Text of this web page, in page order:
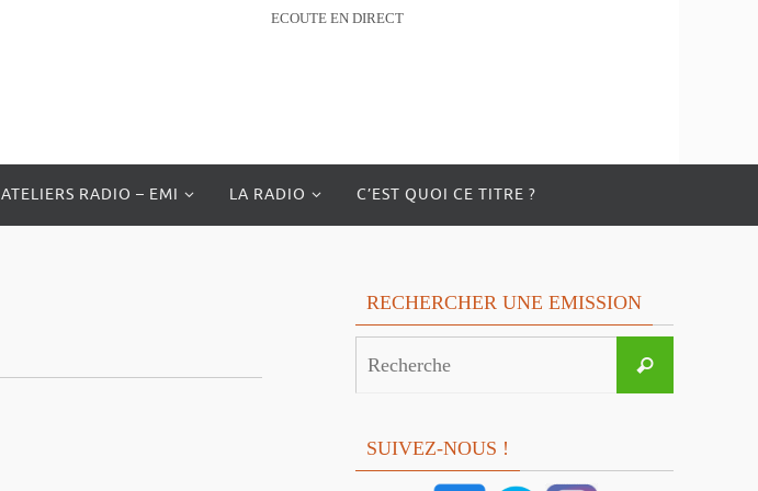
ECOUTE EN DIRECT
ATELIERS RADIO – EMI LA RADIO C’EST QUOI CE TITRE ?
RECHERCHER UNE EMISSION
Recherche
SUIVEZ-NOUS !